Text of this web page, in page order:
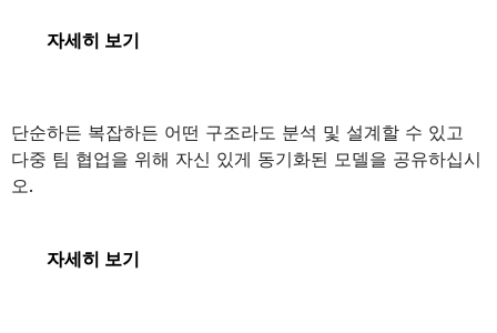
OpenRoads Designer
자세히 보기
단순하든 복잡하든 어떤 구조라도 분석 및 설계할 수 있고
다중 팀 협업을 위해 자신 있게 동기화된 모델을 공유하십시
오.
자세히 보기